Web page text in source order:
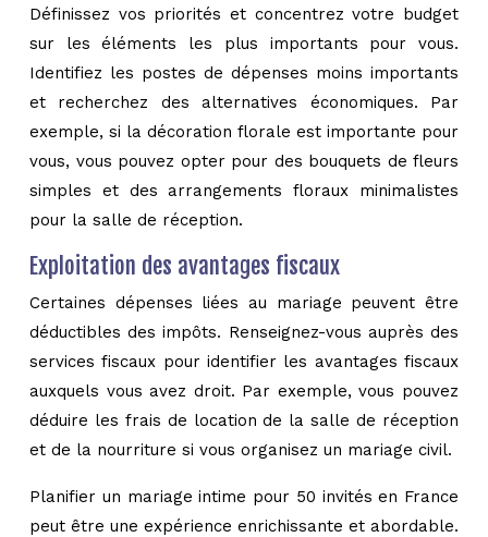
Définissez vos priorités et concentrez votre budget
sur les éléments les plus importants pour vous.
Identifiez les postes de dépenses moins importants
et recherchez des alternatives économiques. Par
exemple, si la décoration florale est importante pour
vous, vous pouvez opter pour des bouquets de fleurs
simples et des arrangements floraux minimalistes
pour la salle de réception.
Exploitation des avantages fiscaux
Certaines dépenses liées au mariage peuvent être
déductibles des impôts. Renseignez-vous auprès des
services fiscaux pour identifier les avantages fiscaux
auxquels vous avez droit. Par exemple, vous pouvez
déduire les frais de location de la salle de réception
et de la nourriture si vous organisez un mariage civil.
Planifier un mariage intime pour 50 invités en France
peut être une expérience enrichissante et abordable.